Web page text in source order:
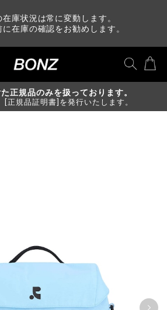
庫状況は常に変動します。
に在庫の確認をお勧めします。
正規品のみを扱っております。
[正規品証明書]を発行いたします。